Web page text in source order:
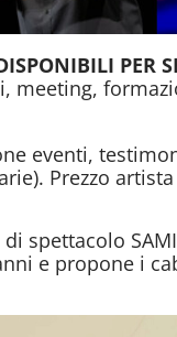
PER
meeting,
eventi,
Prezzo
di spettacolo
e propone i